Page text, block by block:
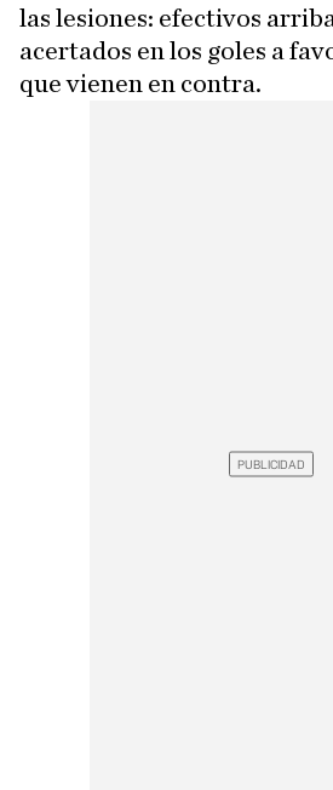
las lesiones: efectivos
acertados en los goles a
que vienen en contra.